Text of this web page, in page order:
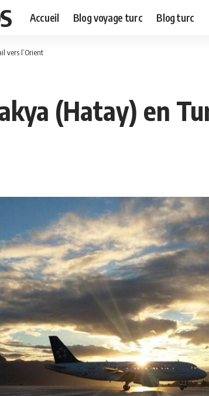
Accueil Blog voyage turc Blog turc
vers l’Orient
(Hatay) en